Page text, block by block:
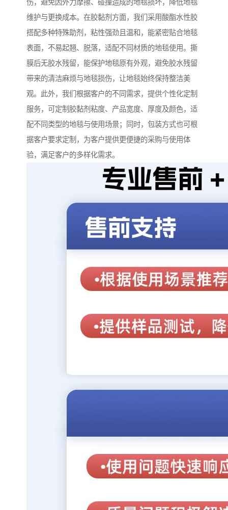
伤，避免因外力摩擦、碰撞造成的地毯损坏，降低地毯
维护与更换成本。在胶黏剂方面，我们采用酸酯水性胶
搭配多种特殊助剂，粘性强劲且温和，能紧密贴合地毯
表面，不易起翘、脱落，适配不同材质的地毯使用。撕
膜后无胶水残留，能保护地毯原有外观，避免胶水残留
带来的清洁麻烦与地毯损伤，让地毯始终保持整洁美
观。此外，我们根据客户的不同需求，提供个性化定制
服务，可定制胶黏剂粘度、产品宽度、厚度及颜色，适
配不同类型的地毯与使用场景；同时，包装方式也可根
据客户要求定制，为客户提供更便捷的采购与使用体
验，满足客户的多样化需求。